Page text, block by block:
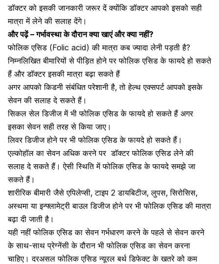
डॉक्टर को इसकी जानकारी जरूर दें क्योंकि डॉक्टर आपको इसको सही
मात्रा में लेने की सलाह देंगे।
और पढ़ें –गर्भावस्था के दौरान क्या खाएं और क्या नहीं?
फोलिक एसिड (Folic acid) की मात्रा कब ज्यादा लेनी पड़ती है?
निम्नलिखित बीमारियों से पीड़ित होने पर फोलिक एसिड के फायदे हो सकते
हैं और डॉक्टर इसकी मात्रा बढ़ा सकते हैं
अगर आपको किडनी संबंधित परेशानी है, तो हेल्थ एक्सपर्ट आपको इसके
सेवन की सलाह दे सकते हैं।
सिकल सेल डिजीज में भी फोलिक एसिड के फायदे हो सकते हैं अगर
इसका सेवन सही तरह से किया जाए।
लिवर डिजीज होने पर भी फोलिक एसिड के फायदे हो सकते हैं।
एल्कोहॉल का सेवन अधिक करने पर डॉक्टर फोलिक एसिड लेने की
सलाह दे सकते हैं। ऐसी स्थिति में फोलिक एसिड के फायदे समझे जा
सकते हैं।
शारीरिक बीमारी जैसे एपिलेप्सी,टाइप 2 डायबिटीज, लुपस, सिरोसिस,
अस्थमा या इन्फ्लामेट्री बाउल डिजीज होने पर भी फोलिक एसिड की मात्रा
बढ़ा दी जाती है।
यही नहीं फोलिक एसिड का सेवन गर्भधारण करने के पहले से सेवन करने
के साथ-साथ प्रेग्नेंसी के दौरान भी फोलिक एसिड का सेवन करना
चाहिए। दरअसल फोलिक एसिड न्यूरल बर्थ डिफेक्ट के खतरे को कम